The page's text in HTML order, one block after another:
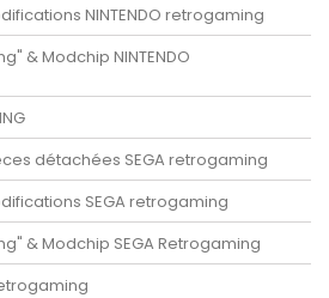
NINTENDO retrogaming
& Modchip NINTENDO
détachées SEGA retrogaming
SEGA retrogaming
& Modchip SEGA Retrogaming